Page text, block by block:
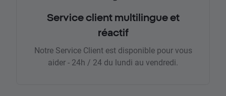
Service client multilingue et
réactif
Notre Service Client est disponible pour vous
aider - 24h / 24 du lundi au vendredi.